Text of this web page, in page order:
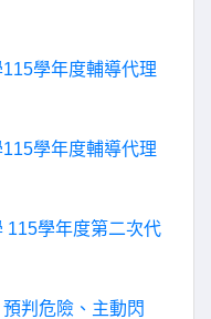
學年度輔導代理
學年度輔導代理
115學年度第二次代
判危險、主動閃